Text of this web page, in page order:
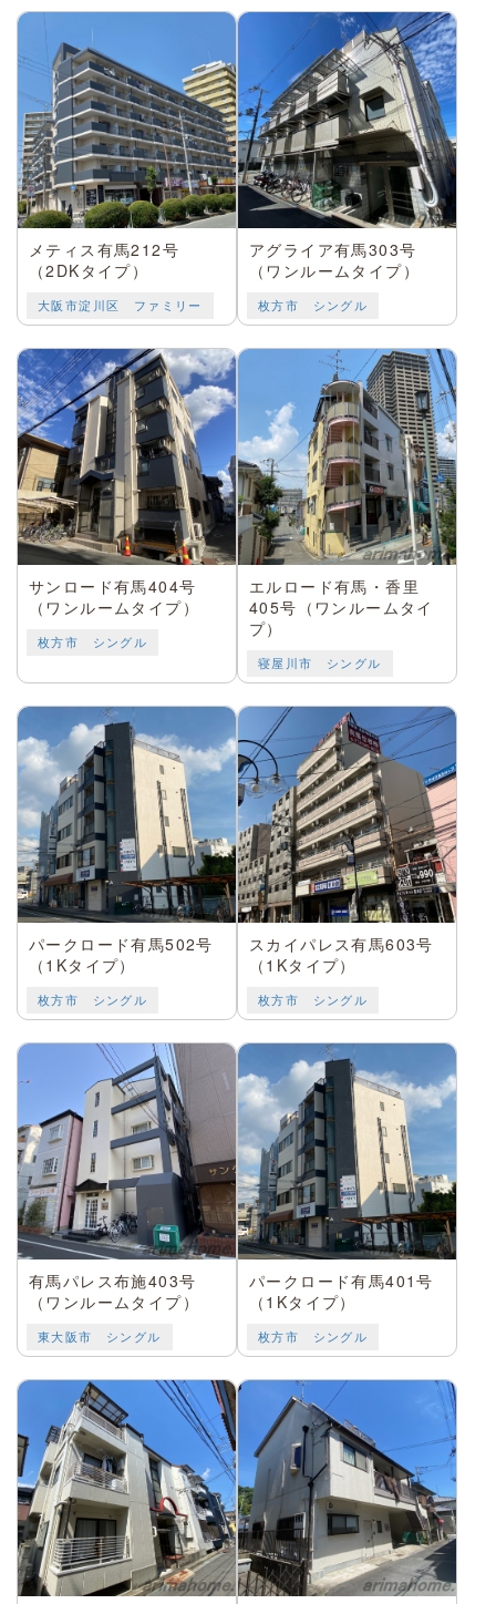
メティス有馬212号
（2DKタイプ）
大阪市淀川区 ファミリー
アグライア有馬303号
（ワンルームタイプ）
枚方市 シングル
サンロード有馬404号
（ワンルームタイプ）
枚方市 シングル
エルロード有馬・香里
405号（ワンルームタイ
プ）
寝屋川市 シングル
パークロード有馬502号
（1Kタイプ）
枚方市 シングル
スカイパレス有馬603号
（1Kタイプ）
枚方市 シングル
有馬パレス布施403号
（ワンルームタイプ）
東大阪市 シングル
パークロード有馬401号
（1Kタイプ）
枚方市 シングル